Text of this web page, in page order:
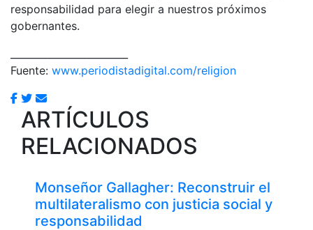
responsabilidad para elegir a nuestros próximos
gobernantes.
Fuente: www.periodistadigital.com/religion
ARTÍCULOS
RELACIONADOS
Monseñor Gallagher: Reconstruir el
multilateralismo con justicia social y
responsabilidad